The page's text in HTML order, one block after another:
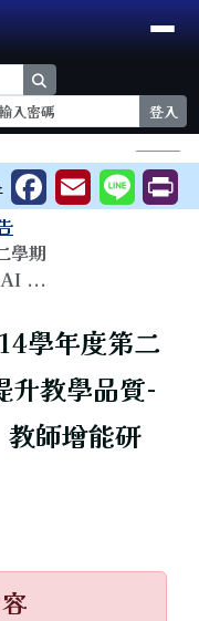
登入
⏸
學期
AI ...
學年度第二
教學品質-
師增能研